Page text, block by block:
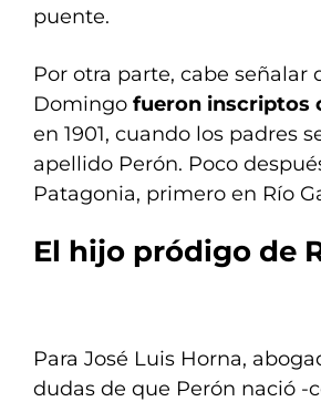
puente.
Por otra parte, cabe
Domingo fueron inscriptos
en 1901, cuando los padres
apellido Perón. Poco
Patagonia, primero en Río
El hijo pródigo de
Para José Luis Horna,
dudas de que Perón nació -